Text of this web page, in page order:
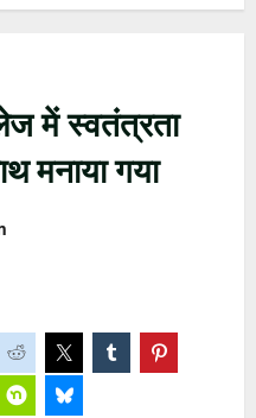
में स्वतंत्रता
मनाया गया